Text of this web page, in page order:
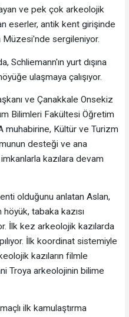
ve pek çok arkeolojik
eserler, antik kent girişinde
Müzesi'nde sergileniyor.
Schliemann'ın yurt dışına
ulaşmaya çalışıyor.
ve Çanakkale Onsekiz
Bilimleri Fakültesi Öğretim
muhabirine, Kültür ve Turizm
desteği ve ana
kazılara devam
olduğunu anlatan Aslan,
tabaka kazısı
İlk kez arkeolojik kazılarda
İlk koordinat sistemiyle
kazıların filmle
Troya arkeolojinin bilime
ilk kamulaştırma